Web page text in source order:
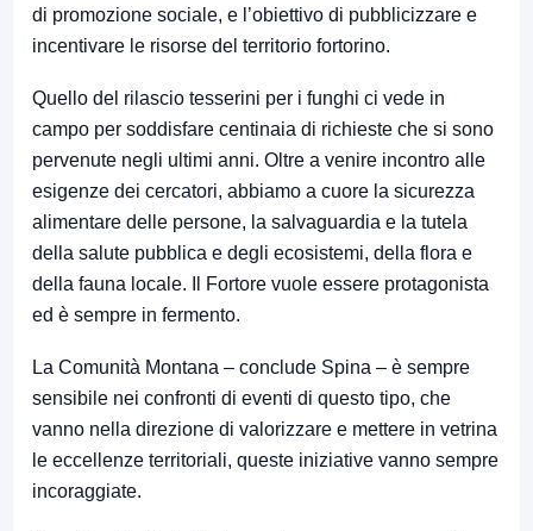
di promozione sociale, e l’obiettivo di pubblicizzare e
incentivare le risorse del territorio fortorino.
Quello del rilascio tesserini per i funghi ci vede in
campo per soddisfare centinaia di richieste che si sono
pervenute negli ultimi anni. Oltre a venire incontro alle
esigenze dei cercatori, abbiamo a cuore la sicurezza
alimentare delle persone, la salvaguardia e la tutela
della salute pubblica e degli ecosistemi, della flora e
della fauna locale. Il Fortore vuole essere protagonista
ed è sempre in fermento.
La Comunità Montana – conclude Spina – è sempre
sensibile nei confronti di eventi di questo tipo, che
vanno nella direzione di valorizzare e mettere in vetrina
le eccellenze territoriali, queste iniziative vanno sempre
incoraggiate.